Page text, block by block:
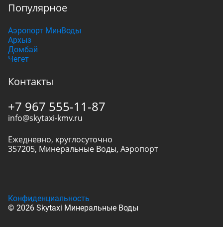
Популярное
Аэропорт МинВоды
Архыз
Домбай
Чегет
Контакты
+7 967 555-11-87
info@skytaxi-kmv.ru
Ежедневно, круглосуточно
357205, Минеральные Воды, Аэропорт
© 2026 Skytaxi Минеральные Воды
Конфиденциальность